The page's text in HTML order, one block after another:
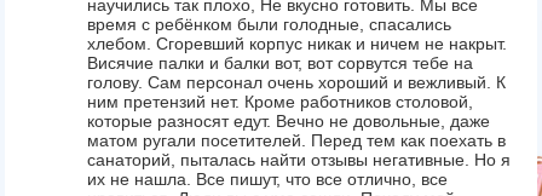
научились так плохо, Не вкусно готовить. Мы все
время с ребёнком были голодные, спасались
хлебом. Сгоревший корпус никак и ничем не накрыт.
Висячие палки и балки вот, вот сорвутся тебе на
голову. Сам персонал очень хороший и вежливый. К
ним претензий нет. Кроме работников столовой,
которые разносят едут. Вечно не довольные, даже
матом ругали посетителей. Перед тем как поехать в
санаторий, пыталась найти отзывы негативные. Но я
их не нашла. Все пишут, что все отлично, все